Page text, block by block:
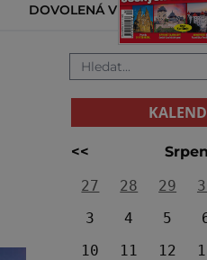
DOVOLENÁ V ZAHRANIČÍ
<<
27
28 29
3
4 5
10
11 12